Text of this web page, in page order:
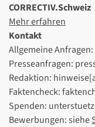
CORRECTIV.Schweiz
Mehr erfahren
Kontakt
Allgemeine
Presseanfragen:
Redaktion:
Faktencheck:
Spenden:
Bewerbungen: siehe